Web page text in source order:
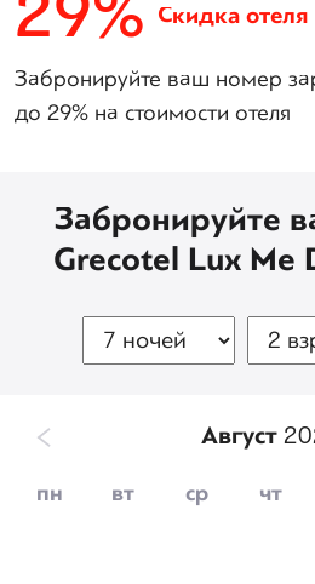
Скидка отеля
Забронируйте ваш номер
до 29% на стоимости отеля
Забронируйте
Grecotel Lux Me
Август
пн вт ср чт